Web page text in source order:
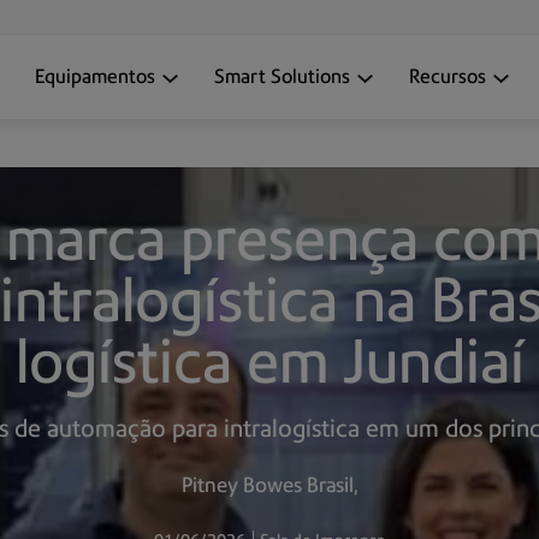
Equipamentos Smart Solutions Recursos
presença
na
logística em Jundiaí
de automação para intralogística em um dos
Pitney Bowes Brasil